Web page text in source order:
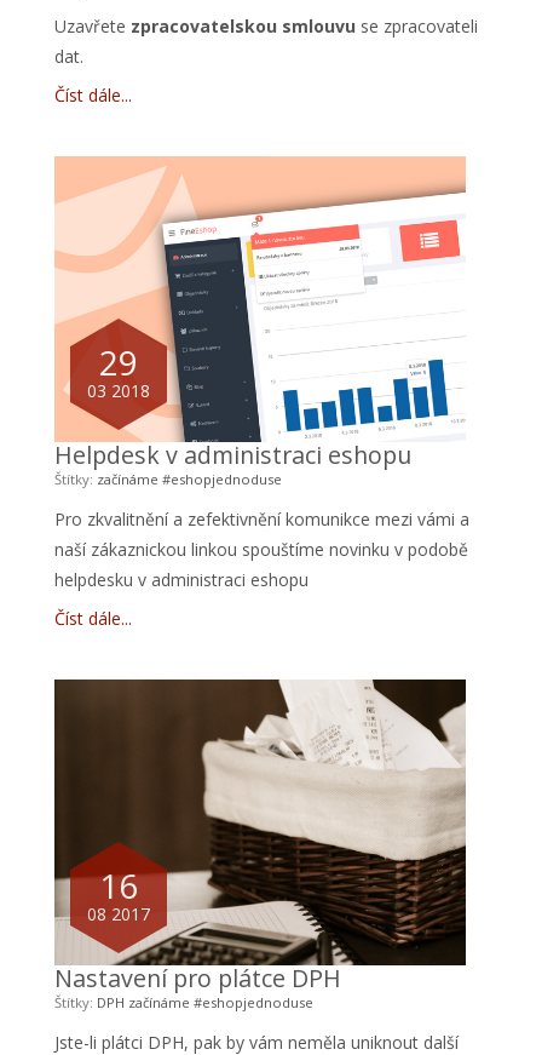
Uzavřete zpracovatelskou smlouvu se zpracovateli
dat.
Číst dále
29
03 2018
Helpdesk v administraci eshopu
Štítky: začínáme #eshopjednoduse
Pro zkvalitnění a zefektivnění komunikce mezi vámi a
naší zákaznickou linkou spouštíme novinku v podobě
helpdesku v administraci eshopu
Číst dále
16
08 2017
Nastavení pro plátce DPH
Štítky: DPH začínáme #eshopjednoduse
Jste-li plátci DPH, pak by vám neměla uniknout další